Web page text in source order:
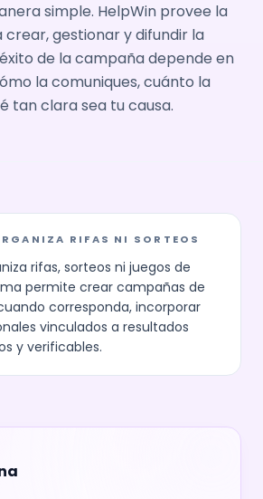
simple. HelpWin provee la
gestionar y difundir la
de la campaña depende en
la comuniques, cuánto la
tan clara sea tu causa.
RIFAS NI SORTEOS
rifas, sorteos ni juegos de
permite crear campañas de
corresponda, incorporar
vinculados a resultados
y verificables.